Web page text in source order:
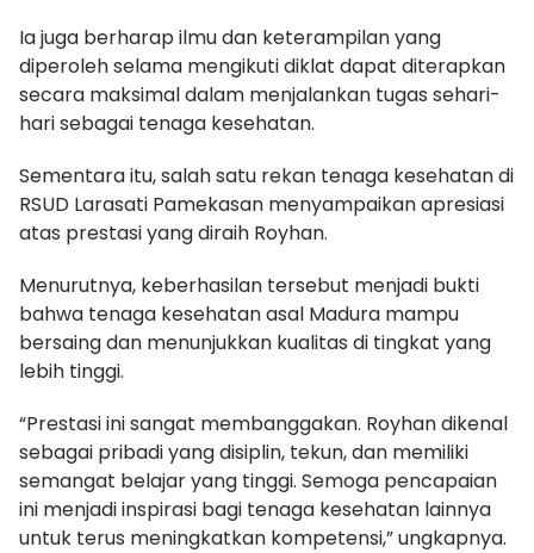
Ia juga berharap ilmu dan keterampilan yang
diperoleh selama mengikuti diklat dapat diterapkan
secara maksimal dalam menjalankan tugas sehari-
hari sebagai tenaga kesehatan.
Sementara itu, salah satu rekan tenaga kesehatan di
RSUD Larasati Pamekasan menyampaikan apresiasi
atas prestasi yang diraih Royhan.
Menurutnya, keberhasilan tersebut menjadi bukti
bahwa tenaga kesehatan asal Madura mampu
bersaing dan menunjukkan kualitas di tingkat yang
lebih tinggi.
“Prestasi ini sangat membanggakan. Royhan dikenal
sebagai pribadi yang disiplin, tekun, dan memiliki
semangat belajar yang tinggi. Semoga pencapaian
ini menjadi inspirasi bagi tenaga kesehatan lainnya
untuk terus meningkatkan kompetensi,” ungkapnya.